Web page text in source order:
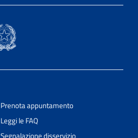
Prenota appuntamento
Leggi le FAQ
Segnalazione disservizio